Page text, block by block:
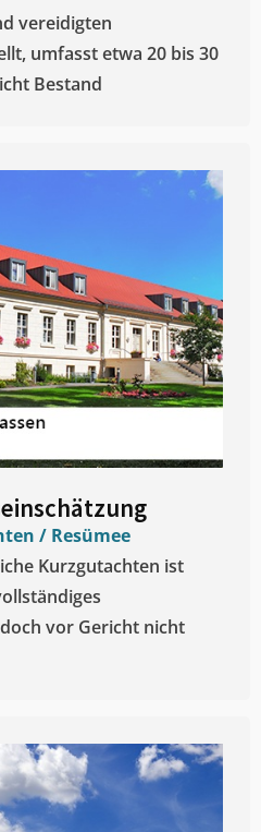
vereidigten
umfasst etwa 20 bis 30
Bestand
/ Resümee
Kurzgutachten ist
vor Gericht nicht